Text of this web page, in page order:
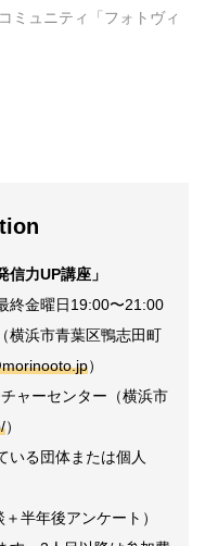
ミュニティ「フォトヴィ
力UP講座」
終金曜日19:00〜21:00
横浜市青葉区鴨志田町
）
ャーセンター（横浜市
）
いる団体または個人
半年後アンケート）